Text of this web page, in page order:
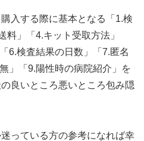
入する際に基本となる「1.検
料」「4.キット受取方法」
6.検査結果の日数」「7.匿名
」「9.陽性時の病院紹介」を
良いところ悪いところ包み隠
っている方の参考になれば幸